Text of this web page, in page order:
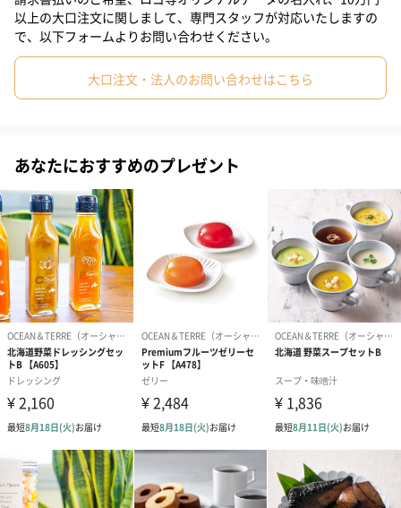
セット内容
※具材は含まれておりません。
札幌みそらーめん
博多とんこつらーめん
ちょっとした手土産に
オリジナルのボックスに入れてお届けします。
オリジナルあい
驚きをデザインするをコンセプトにしているオリジナルあい。
以上の大口注文に関しまして、専門スタッフが対応いたしますの
で、以下フォームよりお問い合わせください。
大口注文・法人のお問い合わせはこちら
あなたにおすすめのプレゼント